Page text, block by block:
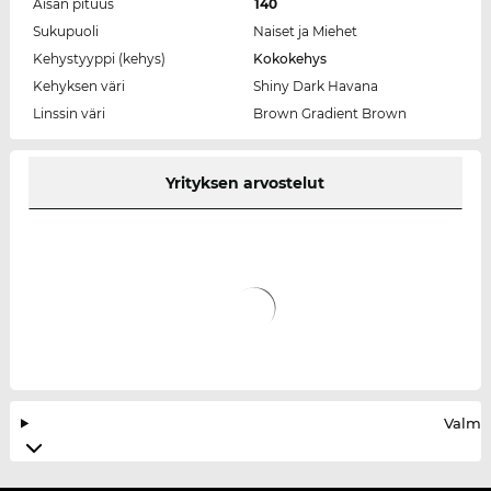
Aisan pituus
140
Sukupuoli
Naiset ja Miehet
Kehystyyppi (kehys)
Kokokehys
Kehyksen väri
Shiny Dark Havana
Linssin väri
Brown Gradient Brown
Yrityksen arvostelut